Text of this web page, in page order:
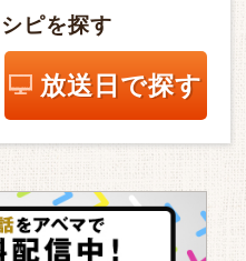
ピを探す
放送日で探す